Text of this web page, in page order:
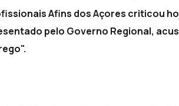
Afins dos Açores criticou
pelo Governo Regional,